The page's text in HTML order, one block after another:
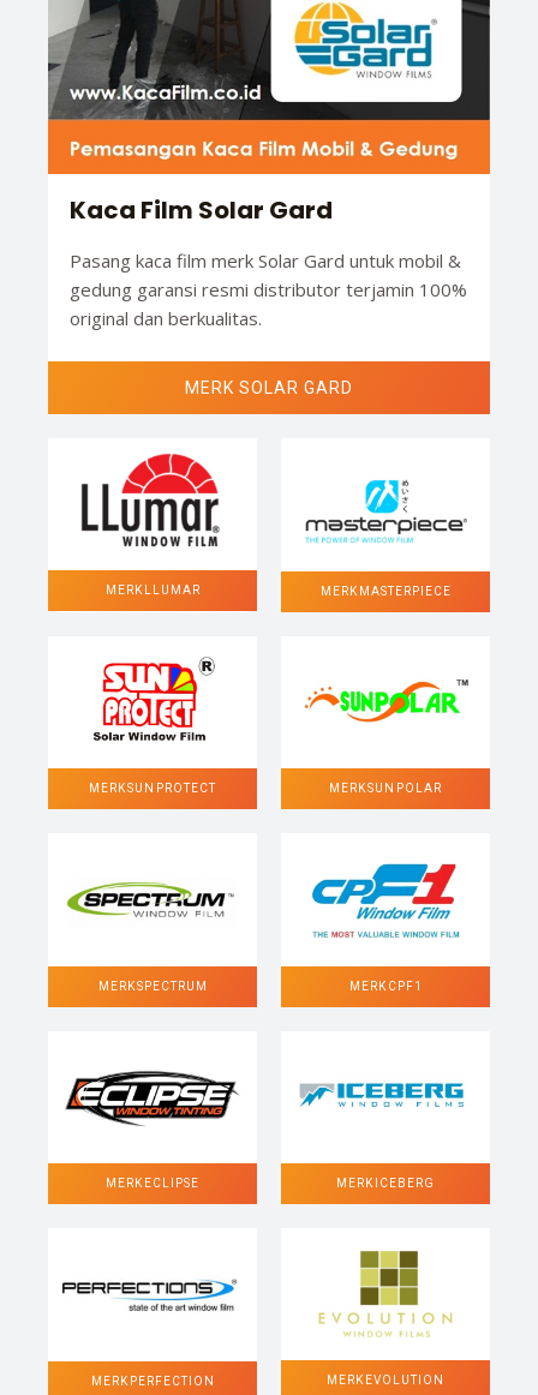
Kaca Film Solar Gard
Pasang kaca film merk Solar Gard untuk mobil &
gedung garansi resmi distributor terjamin 100%
original dan berkualitas.
MERK SOLAR GARD
MERK LLUMAR MERK MASTERPIECE
MERK SUN PROTECT MERK SUN POLAR
MERK SPECTRUM MERK CPF1
MERK ECLIPSE MERK ICEBERG
MERK PERFECTION MERK EVOLUTION